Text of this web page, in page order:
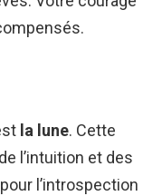
la lune. Cette
l’intuition et des
l’introspection